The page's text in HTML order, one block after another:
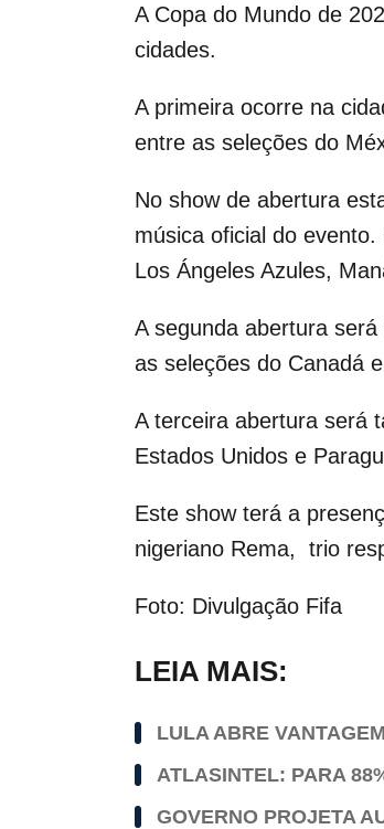
A Copa do Mundo de
cidades.
A primeira ocorre na
entre as seleções do
No show de abertura
música oficial do
Los Ángeles Azules,
A segunda abertura
as seleções do Canadá
A terceira abertura será
Estados Unidos e
Este show terá a
nigeriano Rema, trio
Foto: Divulgação Fifa
LEIA MAIS:
LULA ABRE
ATLASINTEL: PARA
GOVERNO PROJETA